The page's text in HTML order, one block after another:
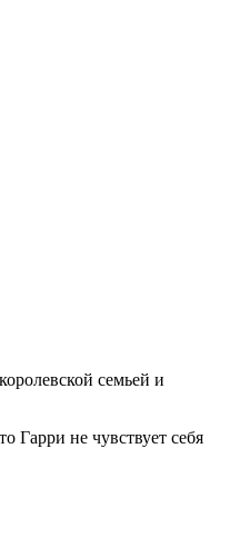
семьей и
Гарри не чувствует себя